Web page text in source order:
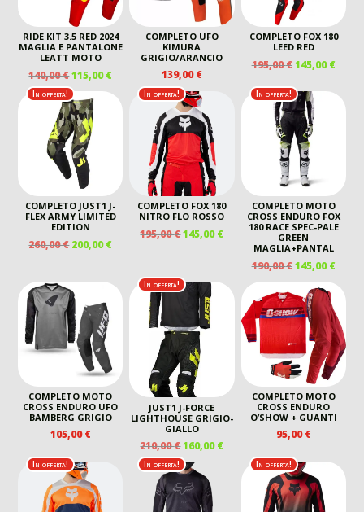
RIDE KIT 3.5 RED 2024
MAGLIA E PANTALONE
LEATT MOTO
140,00€IL
PREZZO
ORIGINALE
ERA:
140,00 €.
115,00€IL
PREZZO
ATTUALE
115,00 €.
COMPLETO UFO
KIMURA
GRIGIO/ARANCIO
139,00€
COMPLETO FOX 180
LEED RED
195,00€ IL
ORIGINALE
ERA:
195,00 €.
145,00€IL
In offerta!
COMPLETO JUST1 J-
FLEX ARMY LIMITED
EDITION
260,00€ IL
ERA:
260,00 €.
200,00€IL
È:
200,00 €.
In offerta!
COMPLETO FOX 180
NITRO FLO ROSSO
195,00€IL
ERA:
195,00 €.
145,00€IL
PREZZO
ATTUALE
145,00 €.
In offerta!
COMPLETO MOTO
CROSS ENDURO FOX
180 RACE SPEC-PALE
GREEN
MAGLIA+PANTAL
190,00€ IL
PREZZO
ORIGINALE
ERA:
190,00 €.
145,00€IL
È:
COMPLETO MOTO
CROSS ENDURO UFO
BAMBERG GRIGIO
105,00€
In offerta!
JUST1 J-FORCE
LIGHTHOUSE GRIGIO-
GIALLO
210,00€IL
PREZZO
ORIGINALE
ERA:
210,00 €.
160,00€IL
PREZZO
ATTUALE
160,00 €.
COMPLETO MOTO
CROSS ENDURO
O’SHOW + GUANTI
95,00€
In offerta! In offerta! In offerta!